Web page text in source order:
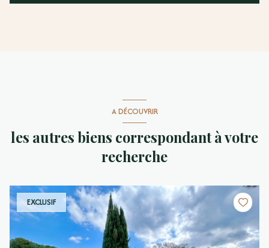
A DÉCOUVRIR
les autres biens correspondant à votre
recherche
EXCLUSIF